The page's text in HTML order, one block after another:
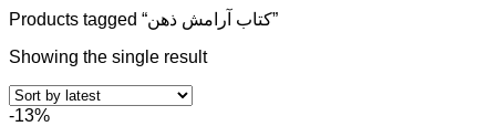
Products tagged “کتاب آرامش ذهن”
Showing the single result
-13%